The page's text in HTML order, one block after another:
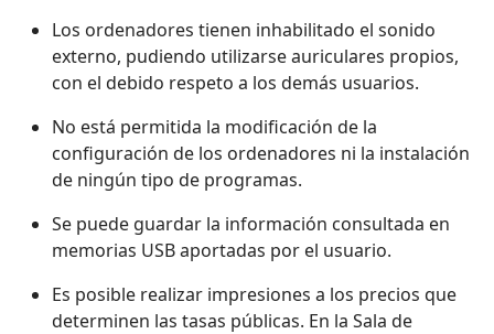
Los ordenadores tienen inhabilitado el sonido
externo, pudiendo utilizarse auriculares propios,
con el debido respeto a los demás usuarios.
No está permitida la modificación de la
configuración de los ordenadores ni la instalación
de ningún tipo de programas.
Se puede guardar la información consultada en
memorias USB aportadas por el usuario.
Es posible realizar impresiones a los precios que
determinen las tasas públicas. En la Sala de